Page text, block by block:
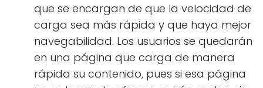
que se encargan de que la velocidad de
carga sea más rápida y que haya mejor
navegabilidad. Los usuarios se quedarán
en una página que carga de manera
rápida su contenido, pues si esa página